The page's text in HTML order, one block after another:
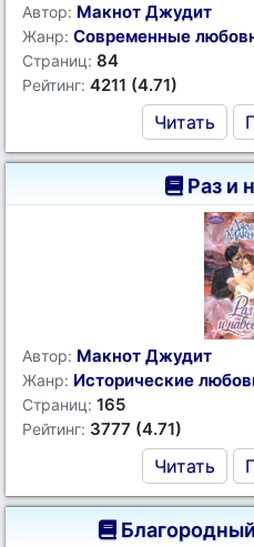
Автор: Макнот Джудит
Жанр: Современные
Страниц: 84
Рейтинг: 4211 (4.71)
Читать
Раз и
Автор: Макнот Джудит
Жанр: Исторические
Страниц: 165
Рейтинг: 3777 (4.71)
Читать